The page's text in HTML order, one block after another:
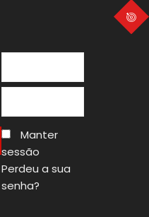
Manter
sessão
Perdeu a sua
senha?